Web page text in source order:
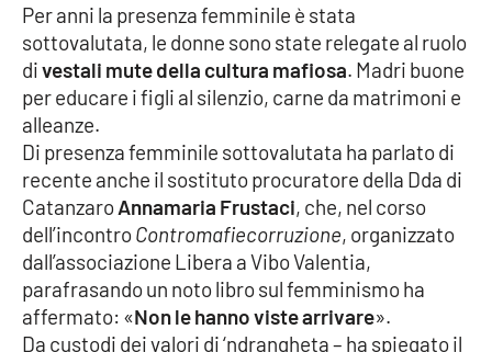
Sanità
Società
Sport
RUBRICHE
Good Morning Vietnam
Parchi Marini Calabria
Per anni la presenza femminile è stata
sottovalutata, le donne sono state relegate al ruolo
divestali mute della cultura mafiosa. Madri buone
per educare i figli al silenzio, carne da matrimoni e
alleanze.
Di presenza femminile sottovalutata ha parlato di
recente anche il sostituto procuratore della Dda di
CatanzaroAnnamaria Frustaci, che, nel corso
dell’incontroContromafiecorruzione, organizzato
dall’associazione Libera a Vibo Valentia,
parafrasando un noto libro sul femminismo ha
affermato: «Non le hanno viste arrivare».
Da custodi dei valori di ‘ndrangheta – ha spiegato il